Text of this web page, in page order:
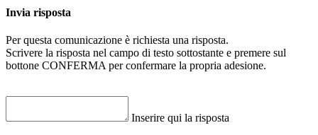
Invia risposta
Per questa comunicazione è richiesta una risposta.
Scrivere la risposta nel campo di testo sottostante e premere sul
bottone CONFERMA per confermare la propria adesione.
Inserire qui la risposta